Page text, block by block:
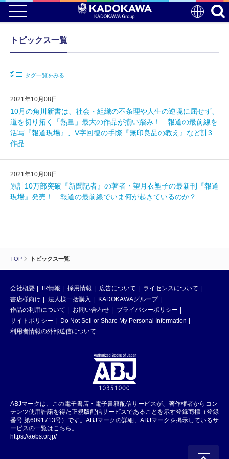
TOP トピックス一覧
トピックス一覧
タグ一覧をみる
2021年10月08日
10月の角川新書は、社会・組織の不条理や人生の逆境に屈せず、
道を切り拓く「熱量」最大の作品が揃い踏み！ 報道の最前線を
活写『報道現場』、V字回復の手際『無印良品の教え』など計3
作品
2021年10月08日
累計10万部突破『新聞記者』の著者・望月衣塑子の最新刊『報道
現場』発売！ 報道の最前線でいま何が起きているのか？
会社概要 IR情報 採用情報 広告について
ライセンスについて
書店様向け
法人様一括購入
KADOKAWAグループ
作品の利用について
お問い合わせ
プライバシーポリシー
サイトポリシー
Do Not Sell or Share My Personal Information
利用者情報の外部送信について
ABJマークは、この電子書店・電子書籍配信サービスが、著作権者からコン
テンツ使用許諾を得た正規版配信サービスであることを示す登録商標（登録
番号 第6091713号）です。ABJマークの詳細、ABJマークを掲示しているサ
ービスの一覧はこちら。
https://aebs.or.jp/